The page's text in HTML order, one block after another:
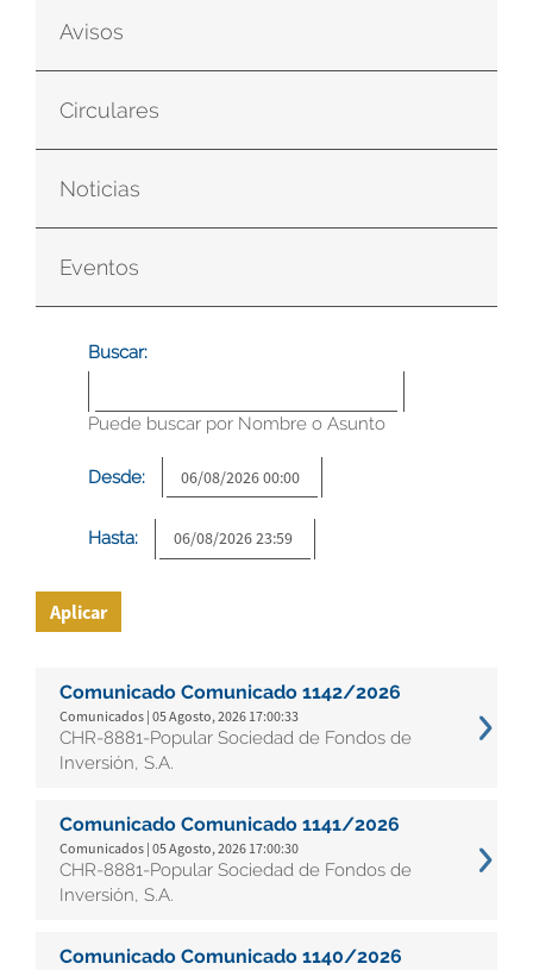
Avisos
Circulares
Noticias
Eventos
Buscar:
Puede buscar por Nombre o Asunto
Desde:
Hasta:
Aplicar
Comunicado Comunicado 1142/2026
Comunicados | 05 Agosto, 2026 17:00:33
CHR-8881-Popular Sociedad de Fondos de
Inversión, S.A.
Comunicado Comunicado 1141/2026
Comunicados | 05 Agosto, 2026 17:00:30
CHR-8881-Popular Sociedad de Fondos de
Inversión, S.A.
Comunicado Comunicado 1140/2026